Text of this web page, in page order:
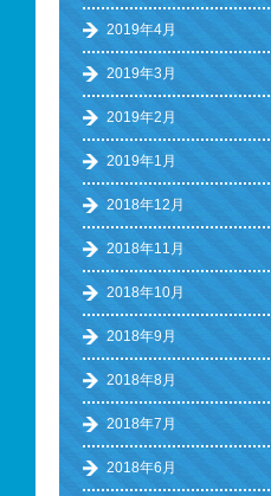
2019年4月
2019年3月
2019年2月
2019年1月
2018年12月
2018年11月
2018年10月
2018年9月
2018年8月
2018年7月
2018年6月